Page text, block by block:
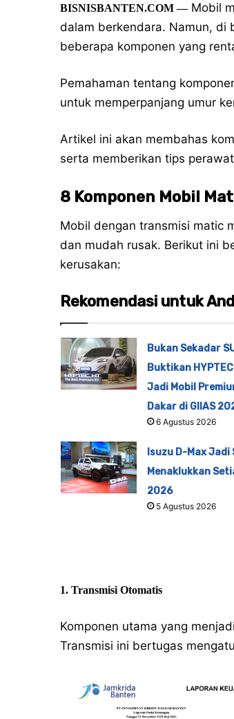
BISNISBANTEN.COM —Mobil
dalam berkendara. Namun, di
beberapa komponen yang
Pemahaman tentang
untuk memperpanjang umur
Artikel ini akan membahas
serta memberikan tips
8 Komponen Mobil
Mobil dengan transmisi matic
dan mudah rusak. Berikut ini
kerusakan:
Rekomendasi untuk
Bukan Sekadar
Buktikan
Jadi Mobil
Dakar di GIIAS
6 Agustus 2026
Isuzu D-Max Jadi
Menaklukkan
2026
5 Agustus 2026
1. Transmisi Otomatis
Komponen utama yang
Transmisi ini bertugas